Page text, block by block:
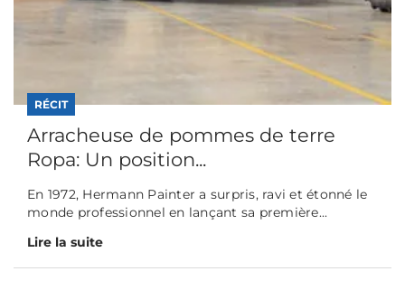
RÉCIT
Arracheuse de pommes de terre
Ropa: Un position...
En 1972, Hermann Painter a surpris, ravi et étonné le
monde professionnel en lançant sa première...
Lire la suite